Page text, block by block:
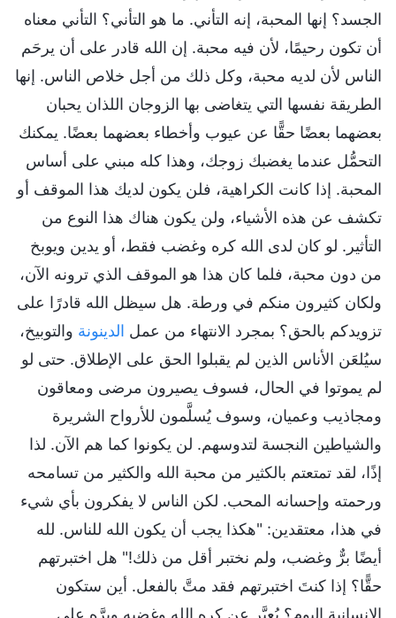
الجسد؟ إنها المحبة، إنه التأني. ما هو التأني؟ التأني معناه
أن تكون رحيمًا، لأن فيه محبة. إن الله قادر على أن يرحَم
الناس لأن لديه محبة، وكل ذلك من أجل خلاص الناس. إنها
الطريقة نفسها التي يتغاضى بها الزوجان اللذان يحبان
بعضهما بعضًا حقًّا عن عيوب وأخطاء بعضهما بعضًا. يمكنك
التحمُّل عندما يغضبك زوجك، وهذا كله مبني على أساس
المحبة. إذا كانت الكراهية، فلن يكون لديك هذا الموقف أو
تكشف عن هذه الأشياء، ولن يكون هناك هذا النوع من
التأثير. لو كان لدى الله كره وغضب فقط، أو يدين ويوبخ
من دون محبة، فلما كان هذا هو الموقف الذي ترونه الآن،
ولكان كثيرون منكم في ورطة. هل سيظل الله قادرًا على
تزويدكم بالحق؟ بمجرد الانتهاء من عمل الدينونة والتوبيخ،
سيُلعَن الأناس الذين لم يقبلوا الحق على الإطلاق. حتى لو
لم يموتوا في الحال، فسوف يصيرون مرضى ومعاقون
ومجاذيب وعميان، وسوف يُسلَّمون للأرواح الشريرة
والشياطين النجسة لتدوسهم. لن يكونوا كما هم الآن. لذا
إذًا، لقد تمتعتم بالكثير من محبة الله والكثير من تسامحه
ورحمته وإحسانه المحب. لكن الناس لا يفكرون بأي شيء
في هذا، معتقدين: "هكذا يجب أن يكون الله للناس. لله
أيضًا برٌّ وغضب، ولم نختبر أقل من ذلك!" هل اختبرتهم
حقًّا؟ إذا كنتَ اختبرتهم فقد متَّ بالفعل. أين ستكون
الإنسانية اليوم؟ يُعبَّر عن كره الله وغضبه وبرَّه على